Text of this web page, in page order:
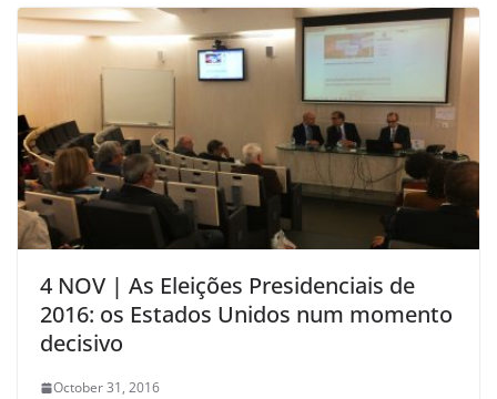
4 NOV | As Eleições Presidenciais de
2016: os Estados Unidos num momento
decisivo
October 31, 2016